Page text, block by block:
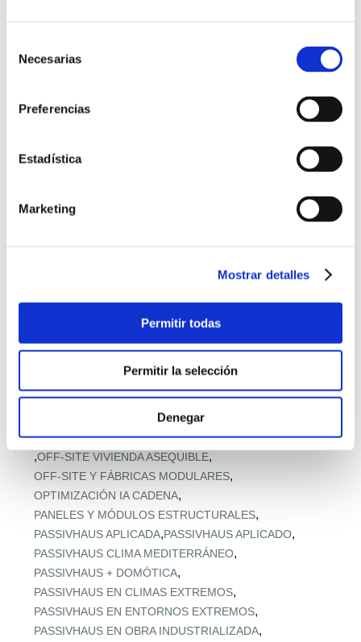
Necesarias
Preferencias
Estadística
Marketing
Mostrar detalles
Permitir todas
Permitir la selección
Denegar
MERCADO Y FERIAS INMOBILIARIAS
MODELOS LLAVE CON MÉTRICAS
MODELOS LLAVE EN MANO TRANSPARENTES
MODELOS Y PRECIOS PREFABRICADOS,
MODULAR EN ALTURA,
MODULAR PARA ACCESO A VIVIENDA
MODULAR RESISTENTE A TORMENTAS,
MONTAJE EXPRÉS Y MICROPLAZOS,
MONTAJE ULTRARRÁPIDO,
NORMATIVA URBANA Y SUELO,
OFERTA RETAIL Y LLAVE EN MANO,OFF‑SITE EN ALTURA
,OFF‑SITE VIVIENDA ASEQUIBLE,
OFF‑SITE Y FÁBRICAS MODULARES,
OPTIMIZACIÓN IA CADENA,
PANELES Y MÓDULOS ESTRUCTURALES,
PASSIVHAUS APLICADA,PASSIVHAUS APLICADO,
PASSIVHAUS CLIMA MEDITERRÁNEO,
PASSIVHAUS + DOMÓTICA,
PASSIVHAUS EN CLIMAS EXTREMOS,
PASSIVHAUS EN ENTORNOS EXTREMOS,
PASSIVHAUS EN OBRA INDUSTRIALIZADA,